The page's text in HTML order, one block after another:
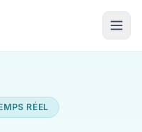
RÉEL